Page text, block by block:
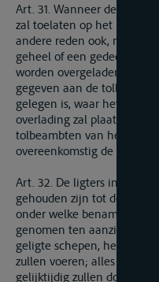
Art. 31. Wanneer de
zal toelaten op het kanaal
andere reden ook,
geheel of een gedeelte van
worden overgeladen, nadat
gegeven aan de
gelegen is, waar het ligten
overlading zal plaats
tolbeambten van het land,
overeenkomstig de
Art. 32. De ligters in
gehouden zijn tot de
onder welke benaming
genomen ten aanzien van
geligte schepen, hetwelk
zullen voeren; alles voor
gelijktijdig zullen doorgaan